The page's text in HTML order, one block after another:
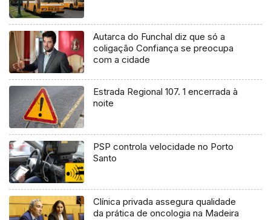
Autarca do Funchal diz que só a
coligação Confiança se preocupa
com a cidade
Estrada Regional 107. 1 encerrada à
noite
PSP controla velocidade no Porto
Santo
Clínica privada assegura qualidade
da prática de oncologia na Madeira